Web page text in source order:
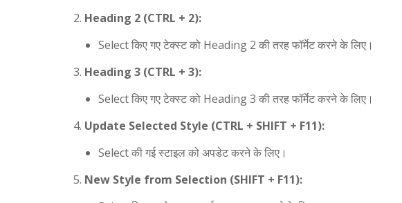
Heading 2 (CTRL + 2):
Select किए गए टेक्स्ट को Heading 2 की तरह फॉर्मेट करने के लिए।
Heading 3 (CTRL + 3):
Select किए गए टेक्स्ट को Heading 3 की तरह फॉर्मेट करने के लिए।
Update Selected Style (CTRL + SHIFT + F11):
Select की गई स्टाइल को अपडेट करने के लिए।
New Style from Selection (SHIFT + F11):